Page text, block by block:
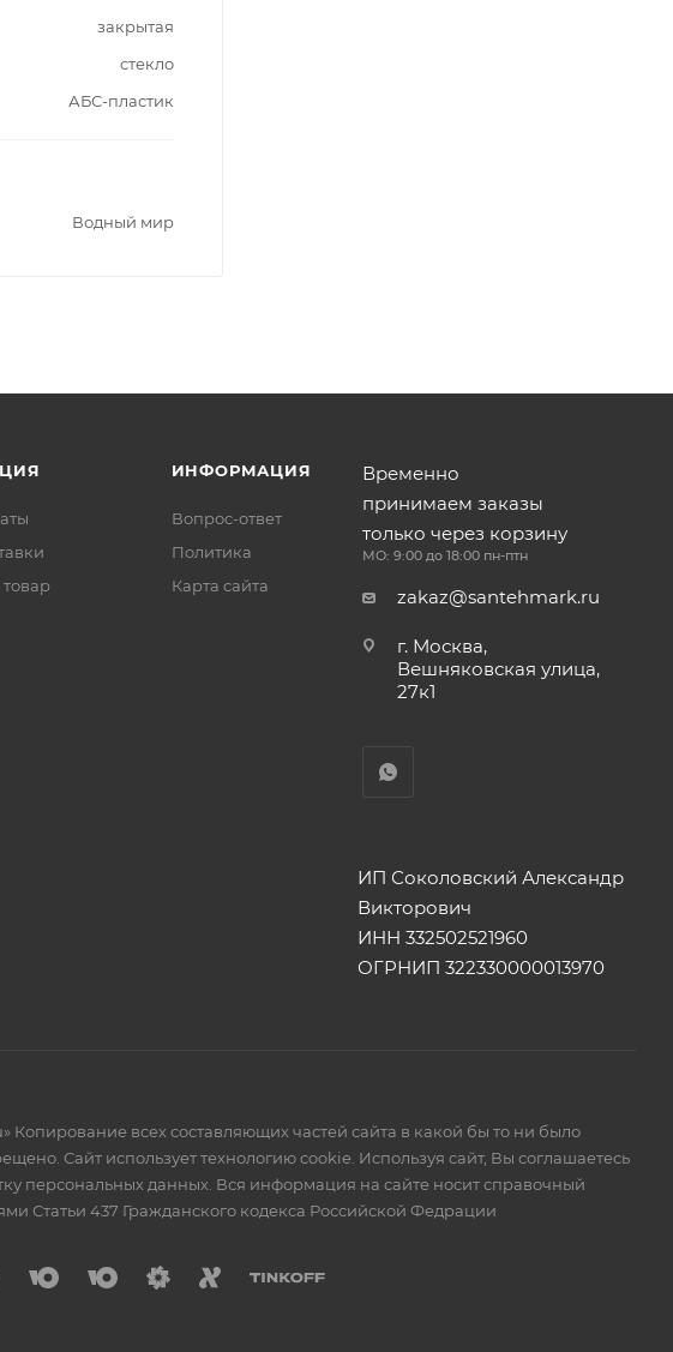
закрытая
стекло
АБС-пластик
Водный мир
ИНФОРМАЦИЯ
Вопрос-ответ
Политика
Карта сайта
Временно
принимаем заказы
только через корзину
МО: 9:00 до 18:00 пн-птн
zakaz@santehmark.ru
г. Москва,
Вешняковская улица,
27к1
ИП Соколовский Александр
Викторович
ИНН 332502521960
ОГРНИП 322330000013970
всех составляющих частей сайта в какой бы то ни было
Сайт использует технологию cookie. Используя сайт, Вы соглашаетесь
персональных данных. Вся информация на сайте носит справочный
Статьи 437 Гражданского кодекса Российской Федрации